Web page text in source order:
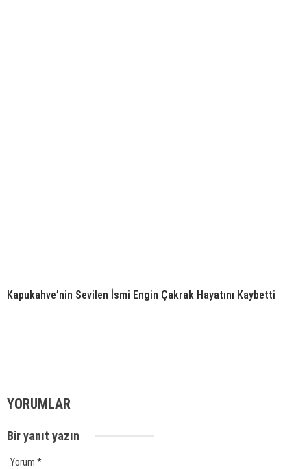
Kapukahve’nin Sevilen İsmi Engin Çakrak Hayatını Kaybetti
YORUMLAR
Bir yanıt yazın
Yorum *